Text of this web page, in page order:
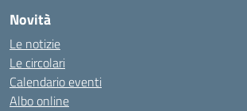
Novità
Le notizie
Le circolari
Calendario eventi
Albo online